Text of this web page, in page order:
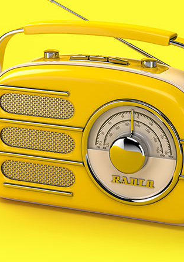
no et perdis res. Rep
al teu correu
de menjar ràpid a Malgrat de Mar per greus
DE SETMANA
local guanya la primera beca d’investigació
de Palafolls